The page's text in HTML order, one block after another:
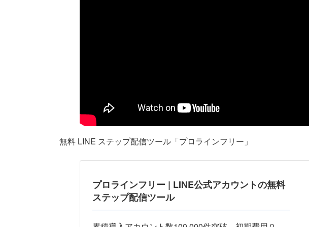
無料 LINE ステップ配信ツール「プロラインフリー」
プロラインフリー | LINE公式アカウントの無料
ステップ配信ツール